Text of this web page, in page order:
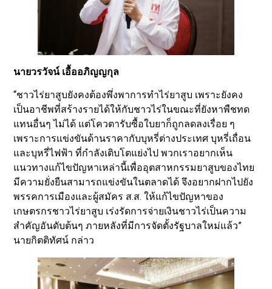
นายวรวัจน์ เอื้ออภิญญกุล
“ชาวไร่ยาสูบยังคงต้องพึ่งพาการทำไร่ยาสูบ เพราะยังคง
เป็นอาชีพที่สร้างรายได้ให้กับชาวไร่ในขณะที่ยังหาพืชทด
แทนอื่นๆ ไม่ได้ แต่โควตารับซื้อใบยาก็ถูกลดลงเรื่อย ๆ
เพราะการแข่งขันด้านราคากับบุหรี่ต่างประเทศ บุหรี่เถื่อน
และบุหรี่ไฟฟ้า ที่กำลังเติบโตแย่งไป พวกเราอยากเห็น
แนวทางแก้ไขปัญหาเหล่านี้เพื่ออุตสาหกรรมยาสูบของไทย
มีความยั่งยืนสามารถแข่งขันในตลาดได้ จึงอยากฝากไปยัง
พรรคการเมืองและผู้สมัคร ส.ส. ให้แก้ไขปัญหาของ
เกษตรกรชาวไร่ยาสูบ เร่งรัดการจ่ายเงินชาวไร่เป็นความ
สำคัญอันดับต้นๆ ภายหลังที่มีการจัดตั้งรัฐบาลใหม่แล้ว”
นายกิตติทัศน์ กล่าว